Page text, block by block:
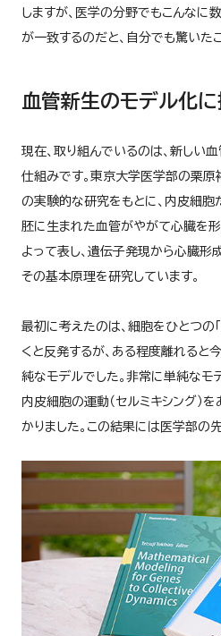
しますが、医学の分野でもこんなに
が一致するのだと、自分でも驚いた
血管新生のモデル化
現在、取り組んでいるのは、新しい
仕組みです。東京大学医学部の栗
の実験的な研究をもとに、内皮細胞
胚に生まれた血管がやがて心臓を
よって表し、遺伝子発現から心臓形
その基本原理を研究しています。
最初に考えたのは、細胞をひとつの
くと反発するが、ある程度離れると
純なモデルでした。非常に単純なモ
内皮細胞の運動（セルミキシング）
かりました。この結果には医学部の